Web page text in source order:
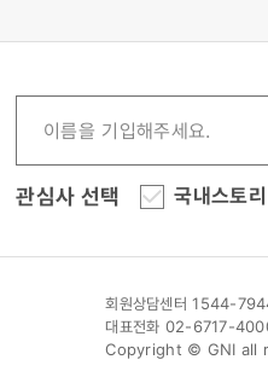
관심사 선택 국내스토리
회원상담센터 1544-
대표전화 02-6717-
Copyright © GNI all